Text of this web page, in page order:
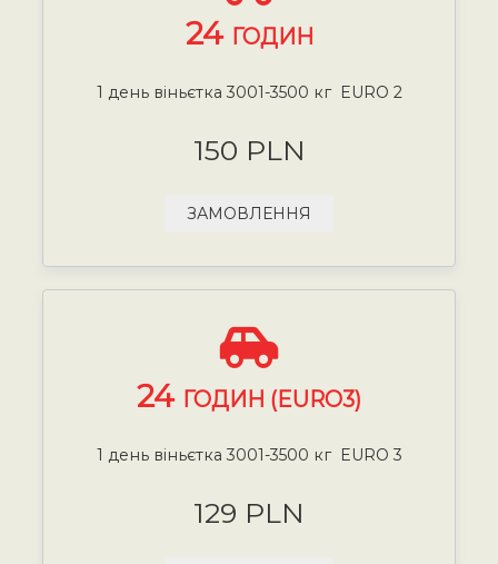
24 ГОДИН
1 день віньєтка 3001-3500 кг EURO 2
150 PLN
ЗАМОВЛЕННЯ
24 ГОДИН (EURO3)
1 день віньєтка 3001-3500 кг EURO 3
129 PLN